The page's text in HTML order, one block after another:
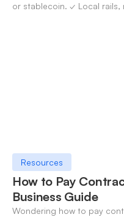
or stablecoin. ✓ Local
Resources
How to Pay
Business Guide
Wondering how to pay